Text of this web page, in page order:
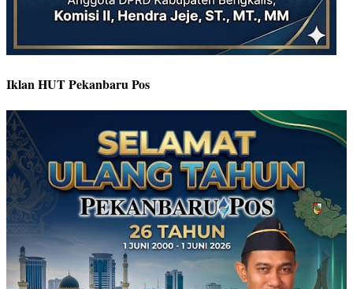
Iklan HUT Pekanbaru Pos